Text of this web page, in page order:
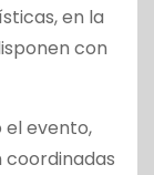
en la
con
evento,
coordinadas